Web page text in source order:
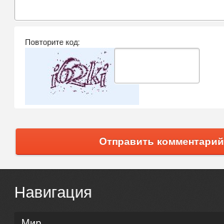
Повторите код:
Отправить комментарий
Навигация